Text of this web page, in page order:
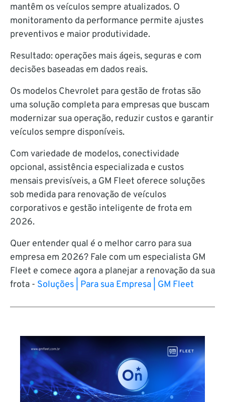
mantêm os veículos sempre atualizados. O
monitoramento da performance permite ajustes
preventivos e maior produtividade.
Resultado: operações mais ágeis, seguras e com
decisões baseadas em dados reais.
Os modelos Chevrolet para gestão de frotas são
uma solução completa para empresas que buscam
modernizar sua operação, reduzir custos e garantir
veículos sempre disponíveis.
Com variedade de modelos, conectividade
opcional, assistência especializada e custos
mensais previsíveis, a GM Fleet oferece soluções
sob medida para renovação de veículos
corporativos e gestão inteligente de frota em
2026.
Quer entender qual é o melhor carro para sua
empresa em 2026? Fale com um especialista GM
Fleet e comece agora a planejar a renovação da sua
frota - Soluções | Para sua Empresa | GM Fleet